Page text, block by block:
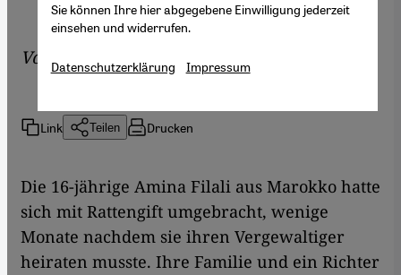
VonDunja Ramadan
Link Teilen Drucken
Die 16-jährige Amina Filali aus Marokko hatte
sich mit Rattengift umgebracht, wenige
Monate nachdem sie ihren Vergewaltiger
heiraten musste. Ihre Familie und ein Richter
Sie können Ihre hier abgegebene Einwilligung jederzeit
einsehen und widerrufen.
Datenschutzerklärung Impressum